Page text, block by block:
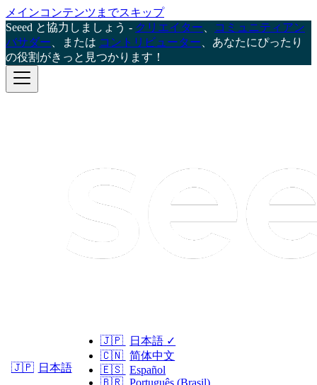
メインコンテンツまでスキップ
Seeed と協力しましょう - クリエイター
コミュニティアン
バサダー 、または コントリビューター 、あなたにぴったり
の役割がきっと見つかります！
🇯🇵 日本語
🇯🇵 日本語 ✓
🇨🇳 简体中文
🇪🇸 Español
🇧🇷 Português (Brasil)